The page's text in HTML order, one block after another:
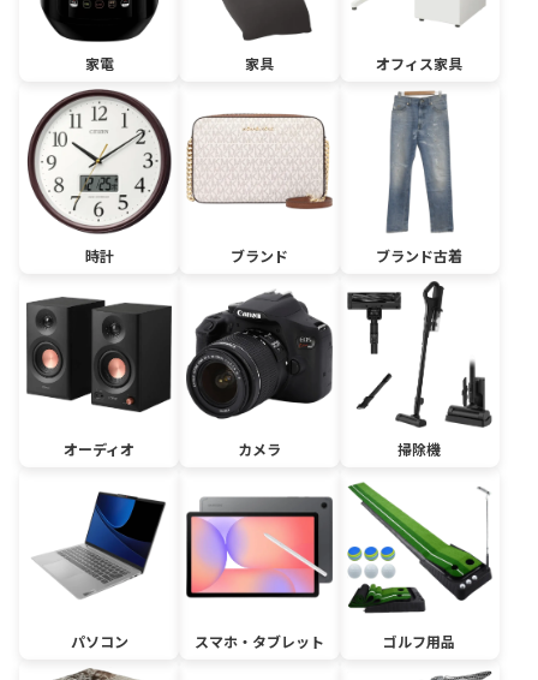
家電 家具 オフィス家具
時計 ブランド ブランド古着
オーディオ カメラ 掃除機
パソコン スマホ・タブレット ゴルフ用品